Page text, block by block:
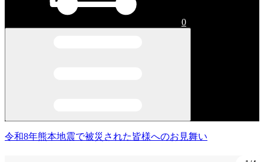
0
令和8年熊本地震で被災された皆様へのお見舞い